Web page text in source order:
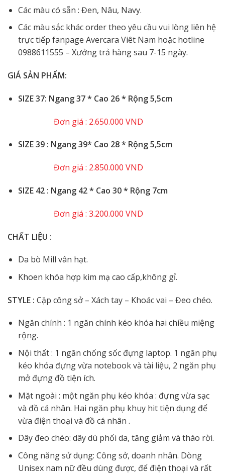
Các màu có sẵn : Đen, Nâu, Navy.
Các màu sắc khác order theo yêu cầu vui lòng liên hệ
trực tiếp fanpage Avercara Viêt Nam hoặc hotline
0988611555 – Xưởng trả hàng sau 7-15 ngày.
GIÁ SẢN PHẨM:
SIZE 37: Ngang 37 * Cao 26 * Rộng 5,5cm
Đơn giá : 2.650.000 VND
️SIZE 39 : Ngang 39* Cao 28 * Rộng 5,5cm
Đơn giá : 2.850.000 VND
️SIZE 42 : Ngang 42 * Cao 30 * Rộng 7cm
Đơn giá : 3.200.000 VND
CHẤT LIỆU :
Da bò Mill vân hạt.
Khoen khóa hợp kim mạ cao cấp,không gỉ.
STYLE : Cặp công sở – Xách tay – Khoác vai – Đeo chéo.
Ngăn chính : 1 ngăn chính kéo khóa hai chiều miệng
rộng.
Nội thất : 1 ngăn chống sốc đựng laptop. 1 ngăn phụ
kéo khóa đựng vừa notebook và tài liệu, 2 ngăn phụ
mở đựng đồ tiện ích.
Mặt ngoài : một ngăn phụ kéo khóa : đựng vừa sạc
và đồ cá nhân. Hai ngăn phụ khuy hit tiện dụng để
vừa điện thoại và đồ cá nhân .
Dây đeo chéo: dây dù phối da, tăng giảm và tháo rời.
Công năng sử dụng: Công sở, doanh nhân. Dòng
Unisex nam nữ đều dùng được, để điện thoại và rất